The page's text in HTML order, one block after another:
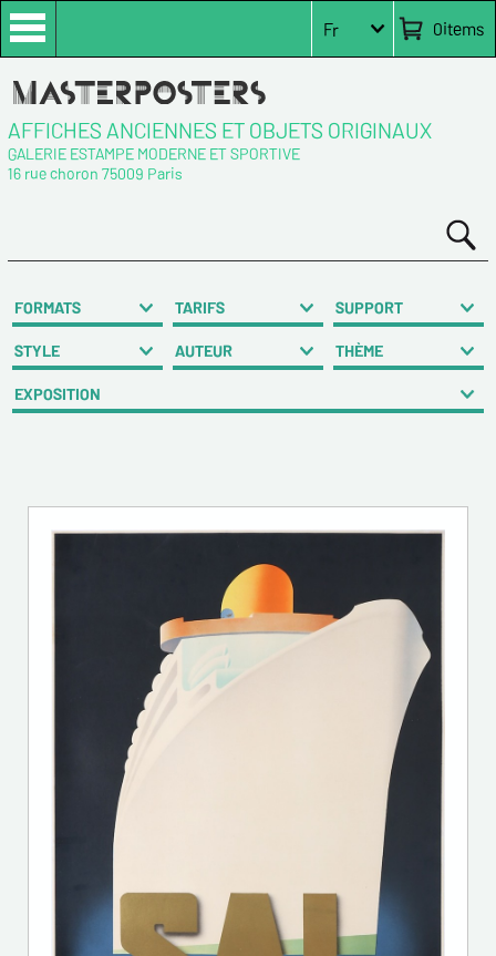
0items
Fr
AFFICHES ANCIENNES ET OBJETS ORIGINAUX
GALERIE ESTAMPE MODERNE ET SPORTIVE
16 rue choron 75009 Paris
FORMATS TARIFS SUPPORT
STYLE AUTEUR THÈME
EXPOSITION